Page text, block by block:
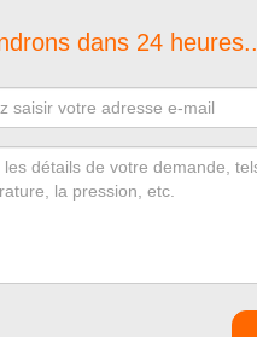
dans 24 heures..